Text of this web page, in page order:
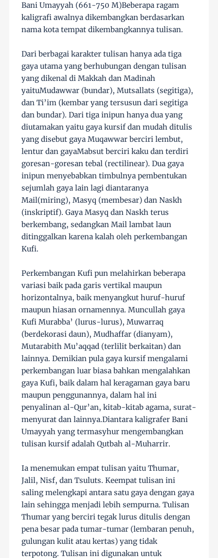
Bani Umayyah (661-750 M)Beberapa ragam
kaligrafi awalnya dikembangkan berdasarkan
nama kota tempat dikembangkannya tulisan.
Dari berbagai karakter tulisan hanya ada tiga
gaya utama yang berhubungan dengan tulisan
yang dikenal di Makkah dan Madinah
yaituMudawwar (bundar), Mutsallats (segitiga),
dan Ti’im (kembar yang tersusun dari segitiga
dan bundar). Dari tiga inipun hanya dua yang
diutamakan yaitu gaya kursif dan mudah ditulis
yang disebut gaya Muqawwar berciri lembut,
lentur dan gayaMabsut berciri kaku dan terdiri
goresan-goresan tebal (rectilinear). Dua gaya
inipun menyebabkan timbulnya pembentukan
sejumlah gaya lain lagi diantaranya
Mail(miring), Masyq (membesar) dan Naskh
(inskriptif). Gaya Masyq dan Naskh terus
berkembang, sedangkan Mail lambat laun
ditinggalkan karena kalah oleh perkembangan
Kufi.
Perkembangan Kufi pun melahirkan beberapa
variasi baik pada garis vertikal maupun
horizontalnya, baik menyangkut huruf-huruf
maupun hiasan ornamennya. Muncullah gaya
Kufi Murabba’ (lurus-lurus), Muwarraq
(berdekorasi daun), Mudhaffar (dianyam),
Mutarabith Mu’aqqad (terlilit berkaitan) dan
lainnya. Demikian pula gaya kursif mengalami
perkembangan luar biasa bahkan mengalahkan
gaya Kufi, baik dalam hal keragaman gaya baru
maupun penggunannya, dalam hal ini
penyalinan al-Qur’an, kitab-kitab agama, surat-
menyurat dan lainnya.Diantara kaligrafer Bani
Umayyah yang termasyhur mengembangkan
tulisan kursif adalah Qutbah al-Muharrir.
Ia menemukan empat tulisan yaitu Thumar,
Jalil, Nisf, dan Tsuluts. Keempat tulisan ini
saling melengkapi antara satu gaya dengan gaya
lain sehingga menjadi lebih sempurna. Tulisan
Thumar yang berciri tegak lurus ditulis dengan
pena besar pada tumar-tumar (lembaran penuh,
gulungan kulit atau kertas) yang tidak
terpotong. Tulisan ini digunakan untuk